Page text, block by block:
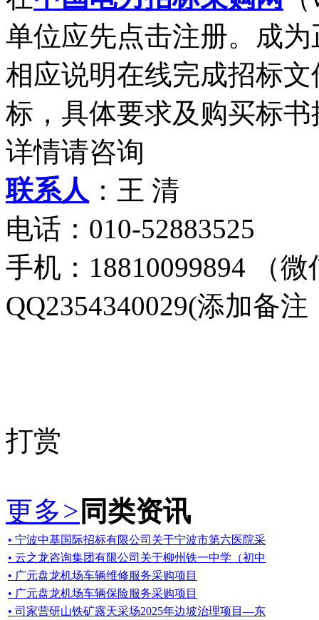
单位应先点击注册。成
相应说明在线完成招标
标，具体要求及购买标
详情请咨询
联系人 ：王 清
电话：010-52883525
手机：18810099894 （
QQ2354340029(添加备
打赏
更多> 同类资讯
• 宁波中基国际招标有限公司关于宁波市第六医院采
• 云之龙咨询集团有限公司关于柳州铁一中学（初中
• 广元盘龙机场车辆维修服务采购项目
• 广元盘龙机场车辆保险服务采购项目
• 司家营研山铁矿露天采场2025年边坡治理项目—东